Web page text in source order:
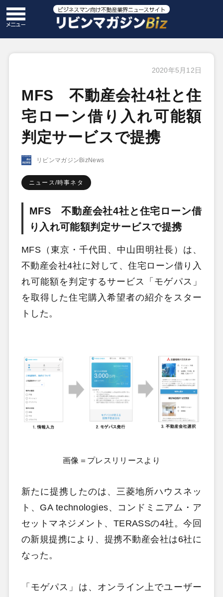
2020年5月12日
MFS 不動産会社4社と住
宅ローン借り入れ可能額
判定サービスで提携
リビンマガジンBizNews
ニュース/時事ネタ
MFS 不動産会社4社と住宅ローン借
り入れ可能額判定サービスで提携
MFS（東京・千代田、中山田明社長）は、
不動産会社4社に対して、住宅ローン借り入
れ可能額を判定するサービス「モゲパス」
を取得した住宅購入希望者の紹介をスター
トした。
画像＝プレスリリースより
新たに提携したのは、三菱地所ハウスネッ
ト、GA technologies、コンドミニアム・ア
セットマネジメント、TERASSの4社。今回
の新規提携により、提携不動産会社は6社に
なった。
「モゲパス」は、オンライン上でユーザー